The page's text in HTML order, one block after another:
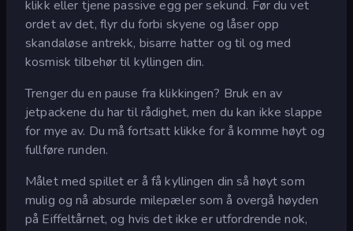
klikk eller tjene passive egg per sekund. Før du vet
ordet av det, flyr du forbi skyene og låser opp
skandaløse antrekk, bisarre hatter og til og med
kosmisk tilbehør til kyllingen din.
Trenger du en pause fra klikkingen? Bruk en av
jetpackene du har til rådighet, men du kan ikke slappe
for mye av. Du må fortsatt klikke for å komme høyt og
fullføre runden.
Målet med spillet er å få kyllingen din så høyt som
mulig og nå absurde milepæler som å overgå høyden
på Eiffeltårnet, og hvis det ikke er utfordrende nok,